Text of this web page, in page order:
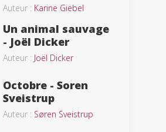
Auteur : Karine Giebel
Un animal sauvage
- Joël Dicker
Auteur : Joël Dicker
Octobre - Soren
Sveistrup
Auteur : Søren Sveistrup